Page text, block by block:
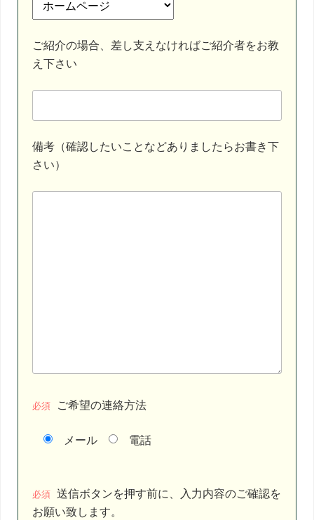
ご紹介の場合、差し支えなければご紹介者をお教
え下さい
備考（確認したいことなどありましたらお書き下
さい）
必須 ご希望の連絡方法
メール 電話
の
フ
必須 送信ボタンを押す前に、入力内容のご確認を
お願い致します。